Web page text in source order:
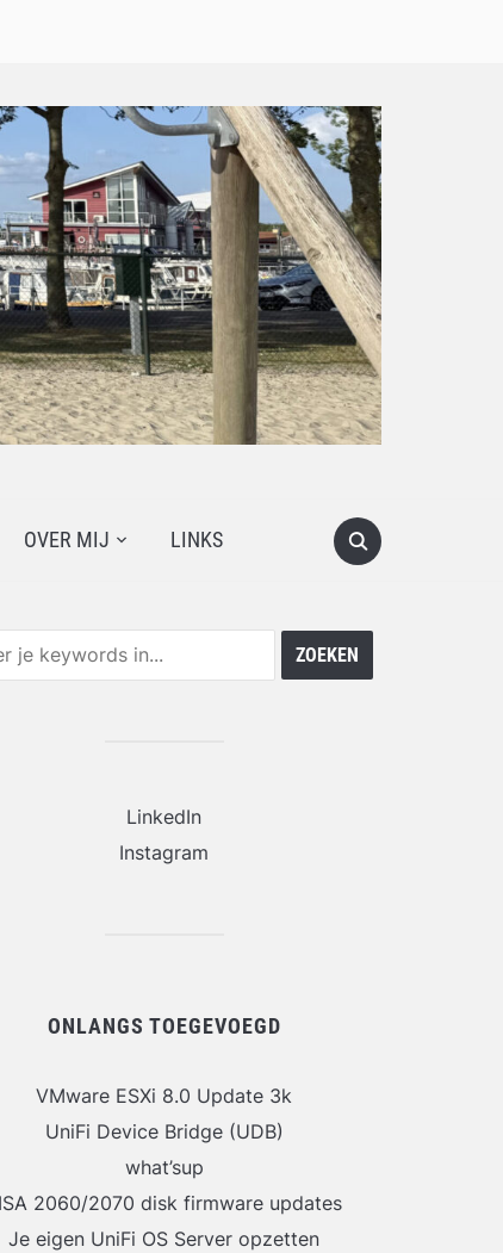
OVER MIJ LINKS
LinkedIn
Instagram
ONLANGS TOEGEVOEGD
VMware ESXi 8.0 Update 3k
UniFi Device Bridge (UDB)
what’sup
2060/2070 disk firmware updates
Je eigen UniFi OS Server opzetten